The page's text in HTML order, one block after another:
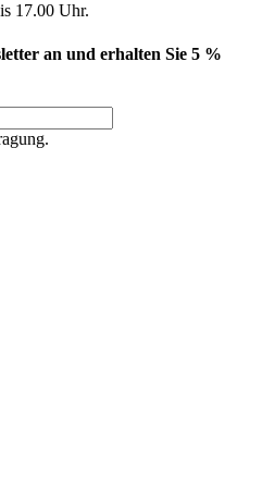
17.00 Uhr.
an und erhalten Sie 5 %